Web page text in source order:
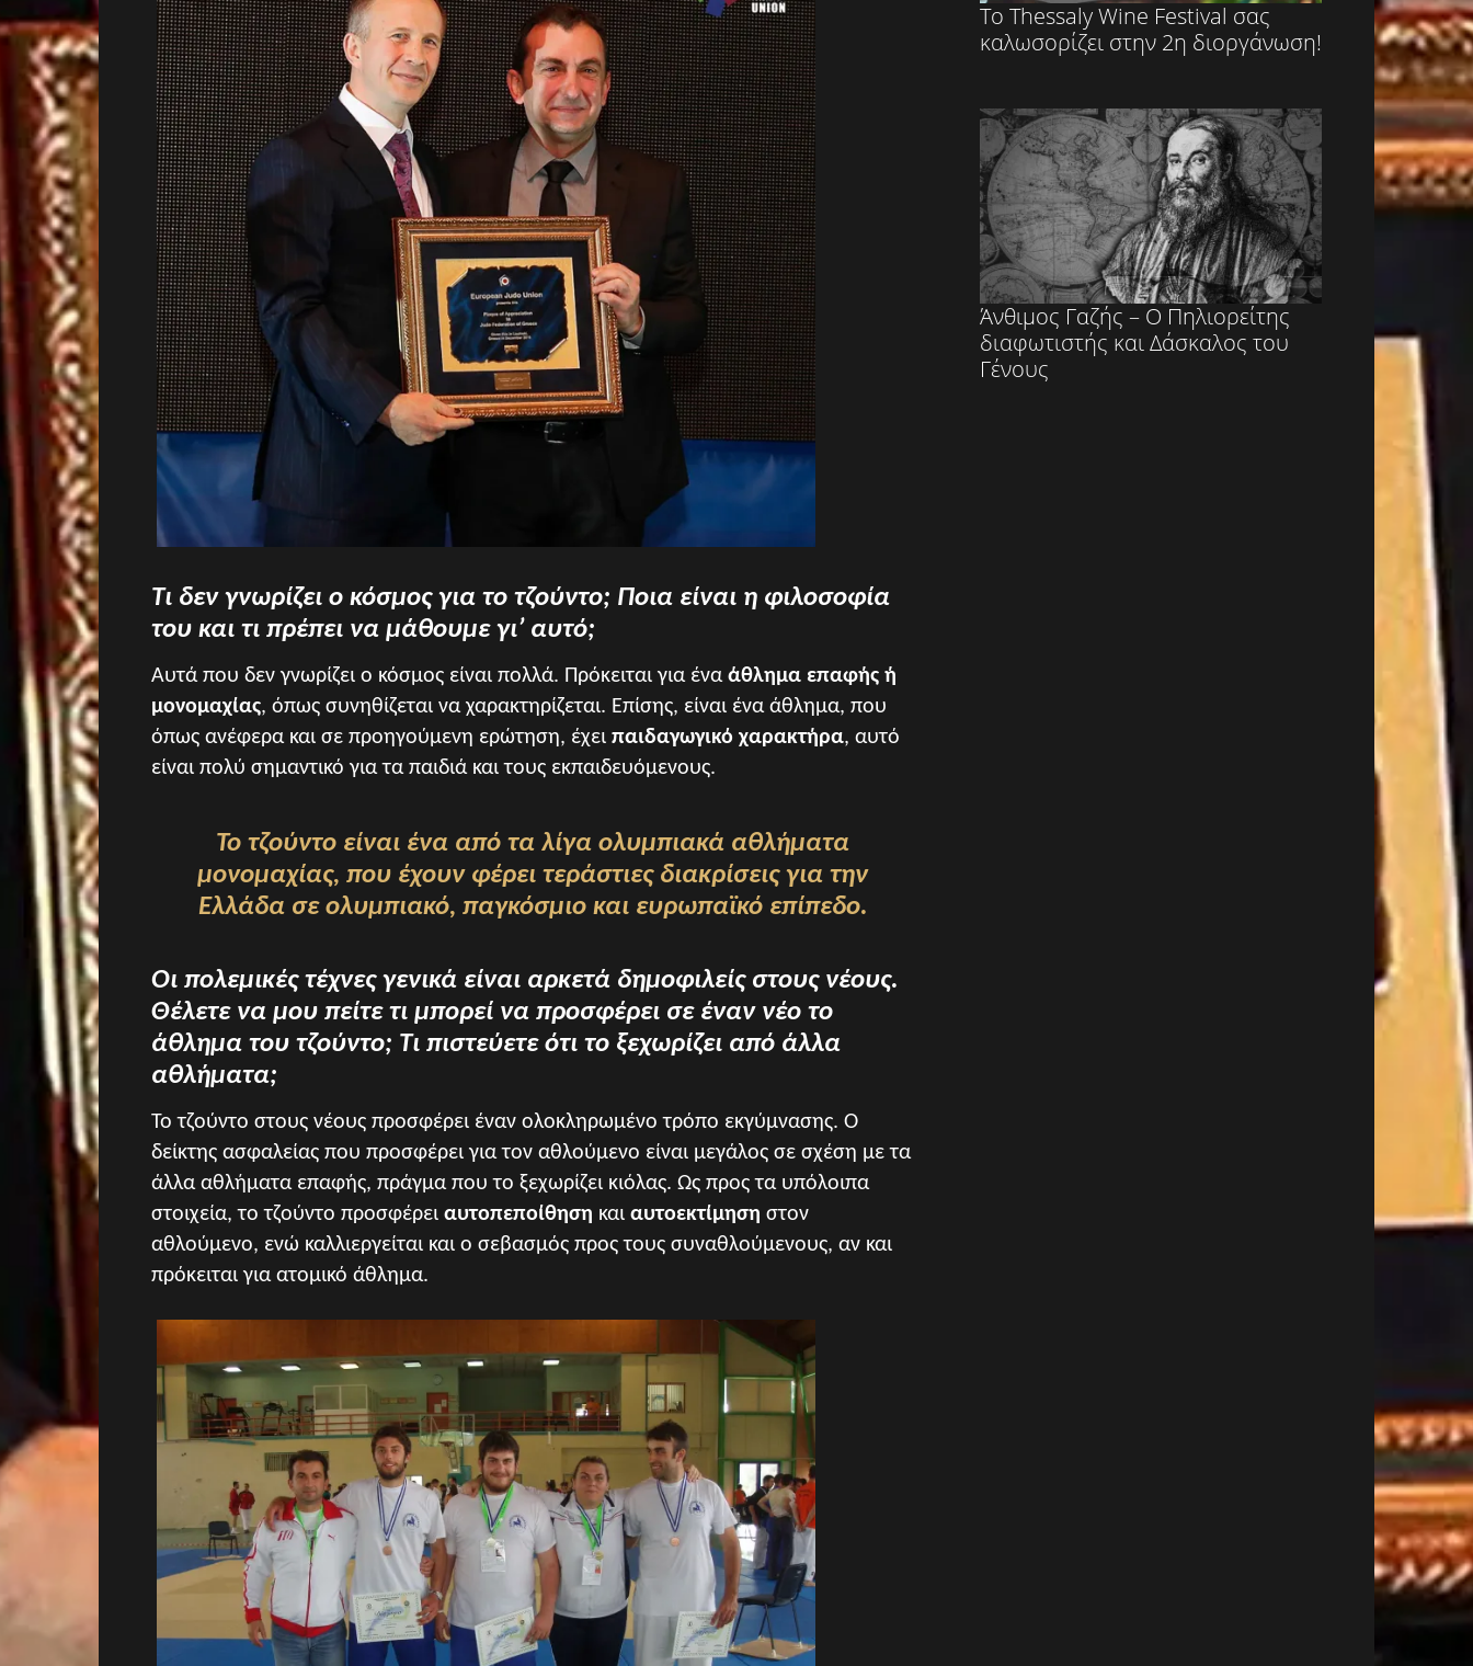
Τι δεν γνωρίζει ο κόσμος για το τζούντο; Ποια είναι η φιλοσοφία
του και τι πρέπει να μάθουμε γι’ αυτό;
Αυτά που δεν γνωρίζει ο κόσμος είναι πολλά. Πρόκειται για ένα άθλημα επαφής ή
μονομαχίας, όπως συνηθίζεται να χαρακτηρίζεται. Επίσης, είναι ένα άθλημα, που
όπως ανέφερα και σε προηγούμενη ερώτηση, έχει παιδαγωγικό χαρακτήρα, αυτό
είναι πολύ σημαντικό για τα παιδιά και τους εκπαιδευόμενους.
Το τζούντο είναι ένα από τα λίγα ολυμπιακά αθλήματα
μονομαχίας, που έχουν φέρει τεράστιες διακρίσεις για την
Ελλάδα σε ολυμπιακό, παγκόσμιο και ευρωπαϊκό επίπεδο.
Οι πολεμικές τέχνες γενικά είναι αρκετά δημοφιλείς στους νέους.
Θέλετε να μου πείτε τι μπορεί να προσφέρει σε έναν νέο το
άθλημα του τζούντο; Τι πιστεύετε ότι το ξεχωρίζει από άλλα
αθλήματα;
Το τζούντο στους νέους προσφέρει έναν ολοκληρωμένο τρόπο εκγύμνασης. Ο
δείκτης ασφαλείας που προσφέρει για τον αθλούμενο είναι μεγάλος σε σχέση με τα
άλλα αθλήματα επαφής, πράγμα που το ξεχωρίζει κιόλας. Ως προς τα υπόλοιπα
στοιχεία, το τζούντο προσφέρει αυτοπεποίθηση και αυτοεκτίμηση στον
αθλούμενο, ενώ καλλιεργείται και ο σεβασμός προς τους συναθλούμενους, αν και
πρόκειται για ατομικό άθλημα.
Το Thessaly Wine Festival σας
καλωσορίζει στην 2η διοργάνωση!
Άνθιμος Γαζής – Ο Πηλιορείτης
διαφωτιστής και Δάσκαλος του
Γένους